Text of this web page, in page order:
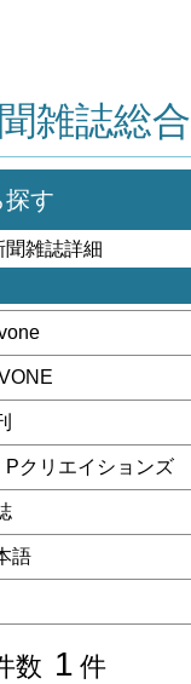
雑誌総
探す
聞雑誌詳細
Pクリエイションズ
語
数 1 件